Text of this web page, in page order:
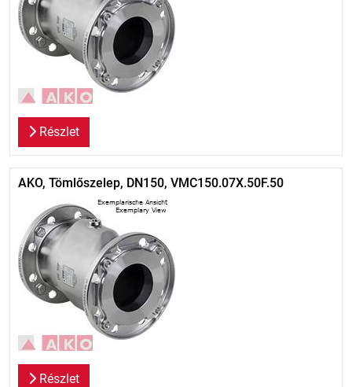
Részlet
AKO, Tömlőszelep, DN150, VMC150.07X.50F.50
Részlet